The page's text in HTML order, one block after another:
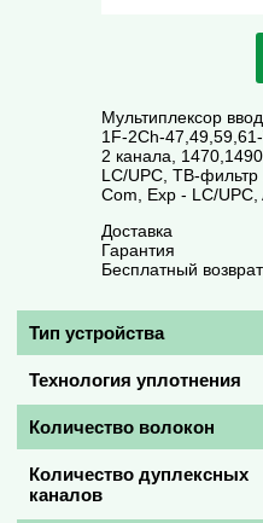
Мультиплексор
1F-2Ch-
2 канала,
LC/UPC, ТВ-фильтр
Com, Exp - LC/UPC,
Доставка
Гарантия
Бесплатный возврат
Тип устройства
Технология уплотнения
Количество волокон
Количество дуплексных
каналов